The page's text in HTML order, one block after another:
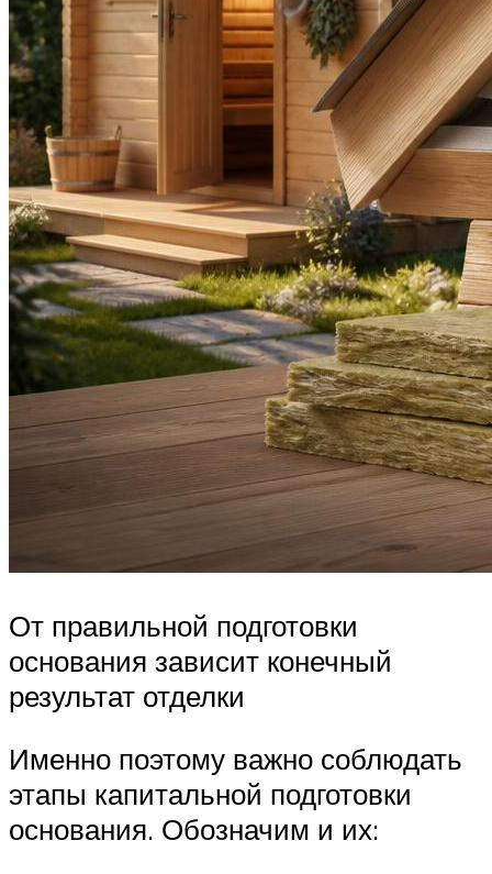
От правильной подготовки
основания зависит конечный
результат отделки
Именно поэтому важно соблюдать
этапы капитальной подготовки
основания. Обозначим и их: